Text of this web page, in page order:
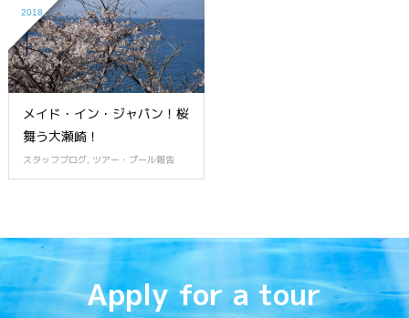
2018
メイド・イン・ジャパン！桜
舞う大瀬崎！
スタッフブログ, ツアー・プール報告
Apply for a tour